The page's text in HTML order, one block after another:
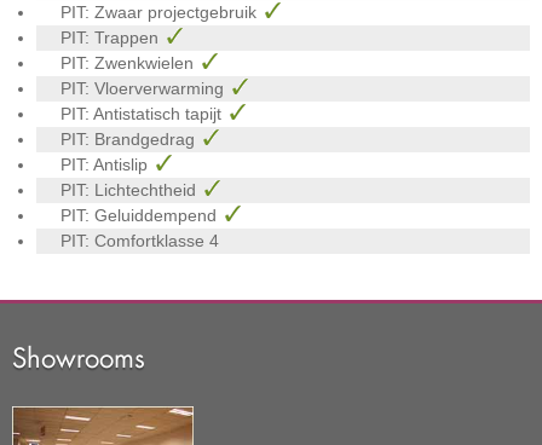
PIT: Zwaar projectgebruik
PIT: Trappen
PIT: Zwenkwielen
PIT: Vloerverwarming
PIT: Antistatisch tapijt
PIT: Brandgedrag
PIT: Antislip
PIT: Lichtechtheid
PIT: Geluiddempend
PIT: Comfortklasse 4
Showrooms